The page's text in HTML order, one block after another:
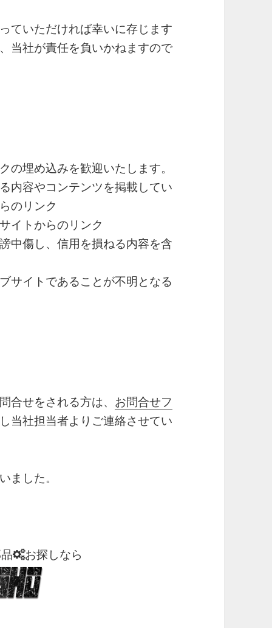
ていただければ幸いに存じます
当社が責任を負いかねますので
の埋め込みを歓迎いたします。
内容やコンテンツを掲載してい
のリンク
イトからのリンク
中傷し、信用を損ねる内容を含
サイトであることが不明となる
合せをされる方は、 お問合せフ
当社担当者よりご連絡させてい
ました。
お探しなら